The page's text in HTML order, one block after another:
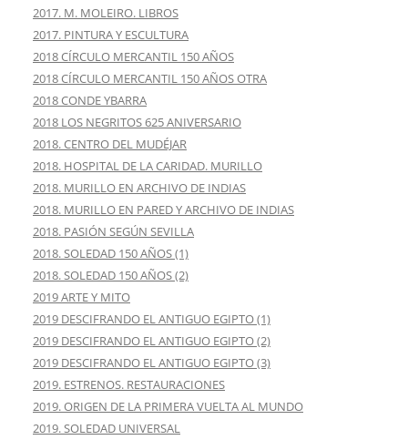
2017. M. MOLEIRO. LIBROS
2017. PINTURA Y ESCULTURA
2018 CÍRCULO MERCANTIL 150 AÑOS
2018 CÍRCULO MERCANTIL 150 AÑOS OTRA
2018 CONDE YBARRA
2018 LOS NEGRITOS 625 ANIVERSARIO
2018. CENTRO DEL MUDÉJAR
2018. HOSPITAL DE LA CARIDAD. MURILLO
2018. MURILLO EN ARCHIVO DE INDIAS
2018. MURILLO EN PARED Y ARCHIVO DE INDIAS
2018. PASIÓN SEGÚN SEVILLA
2018. SOLEDAD 150 AÑOS (1)
2018. SOLEDAD 150 AÑOS (2)
2019 ARTE Y MITO
2019 DESCIFRANDO EL ANTIGUO EGIPTO (1)
2019 DESCIFRANDO EL ANTIGUO EGIPTO (2)
2019 DESCIFRANDO EL ANTIGUO EGIPTO (3)
2019. ESTRENOS. RESTAURACIONES
2019. ORIGEN DE LA PRIMERA VUELTA AL MUNDO
2019. SOLEDAD UNIVERSAL